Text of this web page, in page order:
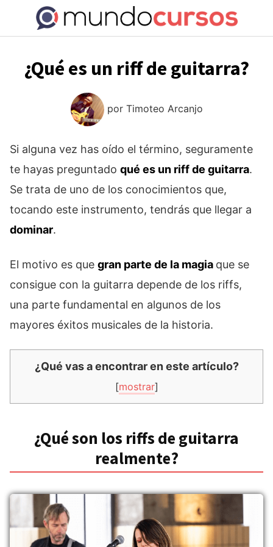
contenido
¿Qué es un riff de guitarra?
por Timoteo Arcanjo
Si alguna vez has oído el término, seguramente
te hayas preguntado qué es un riff de guitarra.
Se trata de uno de los conocimientos que,
tocando este instrumento, tendrás que llegar a
dominar.
El motivo es que gran parte de la magia que se
consigue con la guitarra depende de los riffs,
una parte fundamental en algunos de los
mayores éxitos musicales de la historia.
¿Qué vas a encontrar en este artículo?
[mostrar]
¿Qué son los riffs de guitarra
realmente?